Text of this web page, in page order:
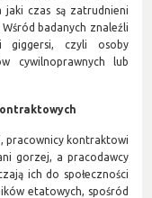
jaki czas są zatrudnieni
badanych znaleźli
czyli osoby
cywilnoprawnych lub
pracownicy kontraktowi
gorzej, a pracodawcy
ich do społeczności
etatowych, spośród